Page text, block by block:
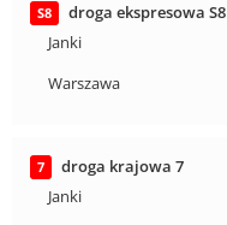
S8
droga ekspresowa S8
Janki
Warszawa
7
droga krajowa 7
Janki